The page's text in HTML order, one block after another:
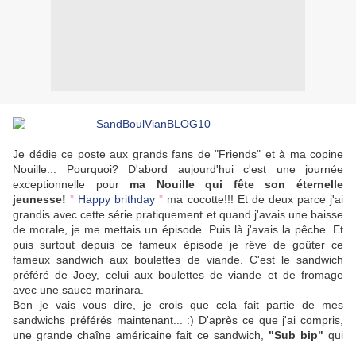
Je dédie ce poste aux grands fans de "Friends" et à ma copine
Nouille... Pourquoi? D'abord aujourd'hui c'est une journée
exceptionnelle pour ma Nouille qui fête son éternelle
jeunesse! " Happy brithday " ma cocotte!!! Et de deux parce j'ai
grandis avec cette série pratiquement et quand j'avais une baisse
de morale, je me mettais un épisode. Puis là j'avais la pêche. Et
puis surtout depuis ce fameux épisode je rêve de goûter ce
fameux sandwich aux boulettes de viande. C'est le sandwich
préféré de Joey, celui aux boulettes de viande et de fromage
avec une sauce marinara.
Ben je vais vous dire, je crois que cela fait partie de mes
sandwichs préférés maintenant... :) D'après ce que j'ai compris,
une grande chaîne américaine fait ce sandwich, "Sub bip"qui